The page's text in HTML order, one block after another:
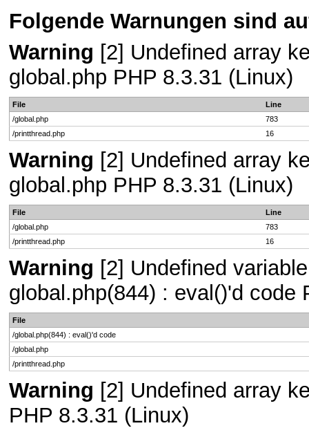
Folgende Warnungen sind
Warning [2] Undefined array
global.php PHP 8.3.31 (Linux)
File
Line
/global.php
783
/printthread.php
16
Warning [2] Undefined array
global.php PHP 8.3.31 (Linux)
File
Line
/global.php
783
/printthread.php
16
Warning [2] Undefined
global.php(844) : eval()'d code
File
/global.php(844) : eval()'d code
/global.php
/printthread.php
Warning [2] Undefined array
PHP 8.3.31 (Linux)